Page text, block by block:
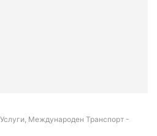
Международен Транспорт -